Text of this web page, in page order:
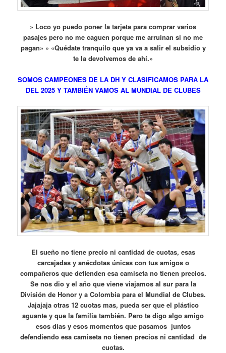
» Loco yo puedo poner la tarjeta para comprar varios
pasajes pero no me caguen porque me arruinan si no me
pagan» » «Quédate tranquilo que ya va a salir el subsidio y
te la devolvemos de ahí.»
SOMOS CAMPEONES DE LA DH Y CLASIFICAMOS PARA LA
DEL 2025 Y TAMBIÉN VAMOS AL MUNDIAL DE CLUBES
El sueño no tiene precio ni cantidad de cuotas, esas
carcajadas y anécdotas únicas con tus amigos o
compañeros que defienden esa camiseta no tienen precios.
Se nos dio y el año que viene viajamos al sur para la
División de Honor y a Colombia para el Mundial de Clubes.
Jajajaja otras 12 cuotas mas, pueda ser que el plástico
aguante y que la familia también. Pero te digo algo amigo
esos días y esos momentos que pasamos juntos
defendiendo esa camiseta no tienen precios ni cantidad de
cuotas.